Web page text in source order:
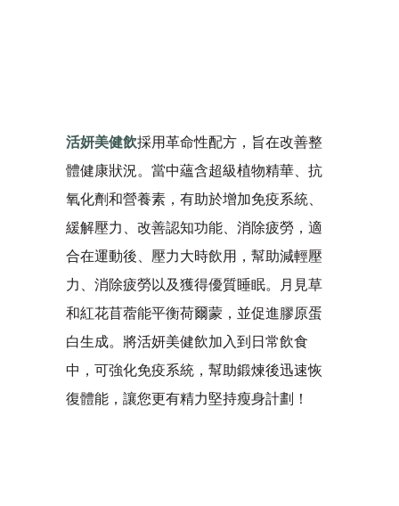
活妍美健飲採用革命性配方，旨在改善整
體健康狀況。當中蘊含超級植物精華、抗
氧化劑和營養素，有助於增加免疫系統、
緩解壓力、改善認知功能、消除疲勞，適
合在運動後、壓力大時飲用，幫助減輕壓
力、消除疲勞以及獲得優質睡眠。月見草
和紅花苜蓿能平衡荷爾蒙，並促進膠原蛋
白生成。將活妍美健飲加入到日常飲食
中，可強化免疫系統，幫助鍛煉後迅速恢
復體能，讓您更有精力堅持瘦身計劃！